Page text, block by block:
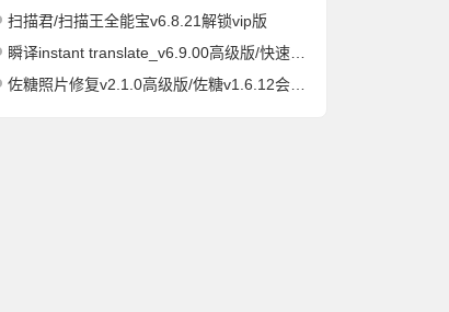
扫描君/扫描王全能宝v6.8.21解锁vip版
瞬译instant translate_v6.9.00高级版/快速屏幕翻译
佐糖照片修复v2.1.0高级版/佐糖v1.6.12会员解锁版